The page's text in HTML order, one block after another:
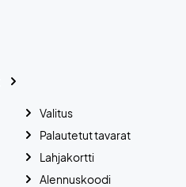
Valitus
Palautetut tavarat
Lahjakortti
Alennuskoodi